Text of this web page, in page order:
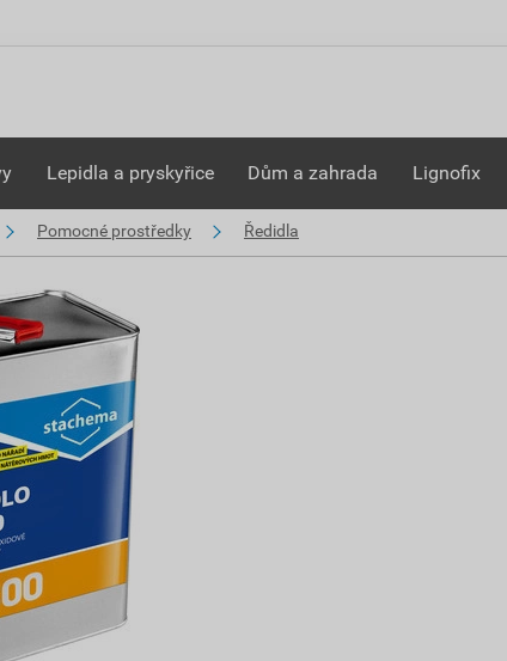
Lepidla a pryskyřice Dům a zahrada Lignofix
Pomocné prostředky Ředidla